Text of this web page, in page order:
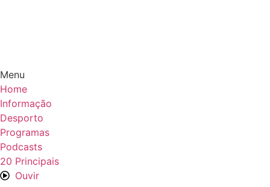
Menu
Home
Informação
Desporto
Programas
Podcasts
20 Principais
Ouvir